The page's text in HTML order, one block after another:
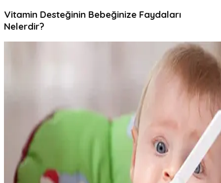
Vitamin Desteğinin Bebeğinize Faydaları
Nelerdir?